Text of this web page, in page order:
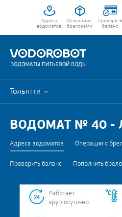
Адреса
водоматов
Операции с
брелоками
Проверить
баланс
Тольятти
ВОДОМАТ № 40 -
Адреса водоматов Операции с
Проверить баланс Пополнить
Работает
круглосуточно